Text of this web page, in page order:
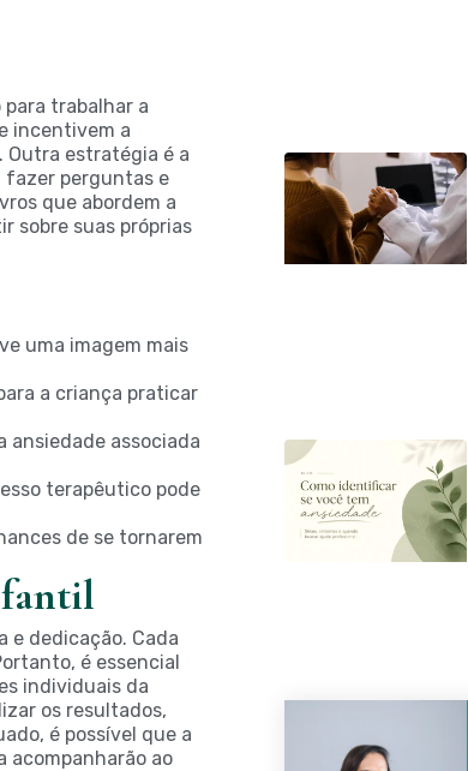
trabalhar a
incentivem a
Outra estratégia é a
fazer perguntas e
que abordem a
sobre suas próprias
uma imagem mais
a criança praticar
associada
terapêutico pode
de se tornarem
e dedicação. Cada
é essencial
individuais da
os resultados,
é possível que a
acompanharão ao